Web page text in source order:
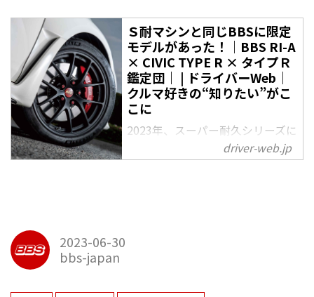
Ｓ耐マシンと同じBBSに限定
モデルがあった！｜BBS RI-A
× CIVIC TYPE R × タイプＲ
鑑定団｜ | ドライバーWeb｜
クルマ好きの“知りたい”がこ
こに
2023年、スーパー耐久シリーズに
フル参戦する現行型シビック タ
イプＲ。改造範囲が狭いカテゴリ
driver-web.jp
2023-06-30
bbs-japan